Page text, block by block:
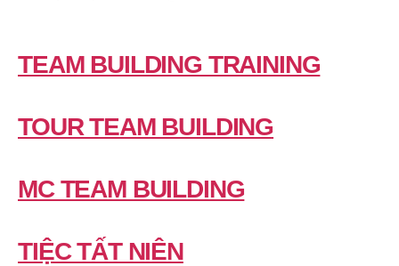
TEAM BUILDING TRAINING
TOUR TEAM BUILDING
MC TEAM BUILDING
TIỆC TẤT NIÊN